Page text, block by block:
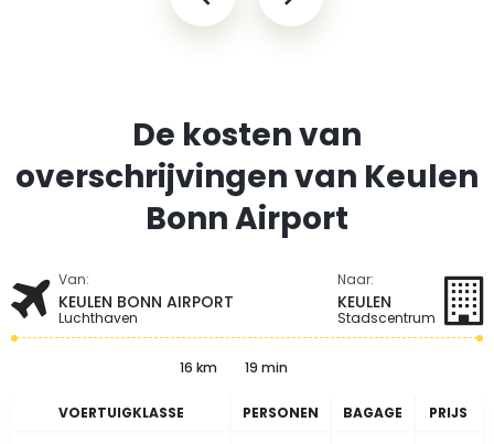
De kosten van
overschrijvingen van Keulen
Bonn Airport
Van:
KEULEN BONN AIRPORT
Luchthaven
Naar:
KEULEN
Stadscentrum
16 km 19 min
VOERTUIGKLASSE PERSONEN BAGAGE PRIJS